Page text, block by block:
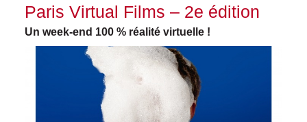
Paris Virtual Films – 2e édition
Un week-end 100 % réalité virtuelle !